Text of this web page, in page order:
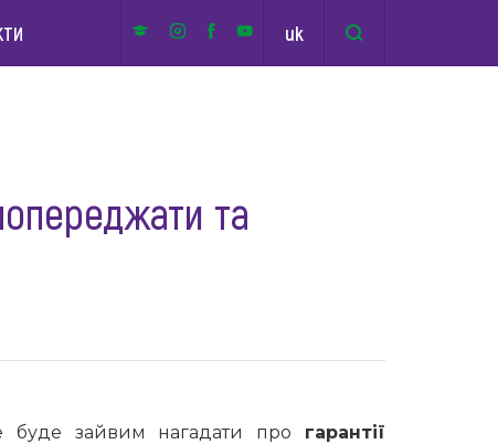
uk
та
буде зайвим нагадати про гарантії